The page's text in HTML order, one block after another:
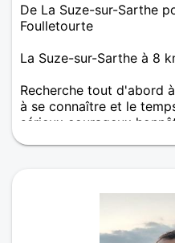
De La Suze-sur-Sarthe
Foulletourte
La Suze-sur-Sarthe à 8
Recherche tout d'abord
à se connaître et le
sérieux courageux